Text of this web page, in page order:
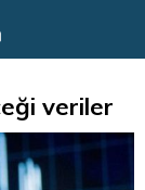
veriler